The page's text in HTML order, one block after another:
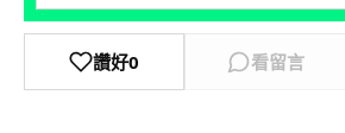
讚好0 看留言